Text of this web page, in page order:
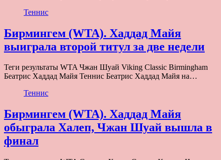
Теннис
Бирмингем (WTA). Хаддад Майя
выиграла второй титул за две недели
Теги результаты WTA Чжан Шуай Viking Classic Birmingham
Беатрис Хаддад Майя Теннис Беатрис Хаддад Майя на…
Теннис
Бирмингем (WTA). Хаддад Майя
обыграла Халеп, Чжан Шуай вышла в
финал